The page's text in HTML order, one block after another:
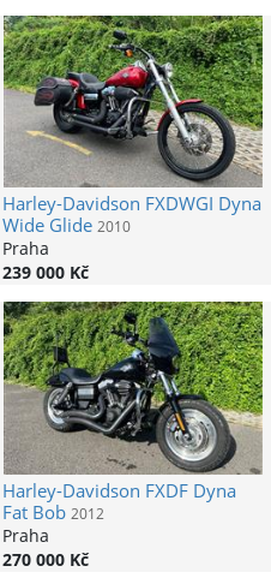
Harley-Davidson FXDWGI Dyna
Wide Glide 2010
Praha
239 000 Kč
Harley-Davidson FXDF Dyna
Fat Bob 2012
Praha
270 000 Kč